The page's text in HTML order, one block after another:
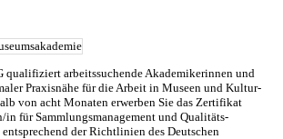
qualifiziert arbeitssuchende Akademikerinnen und
Praxisnähe für die Arbeit in Museen und Kul­tur­
von acht Monaten erwerben Sie das Zertifikat
in für Sammlungs­management und Qualitäts­
der Richtlinien des Deutschen